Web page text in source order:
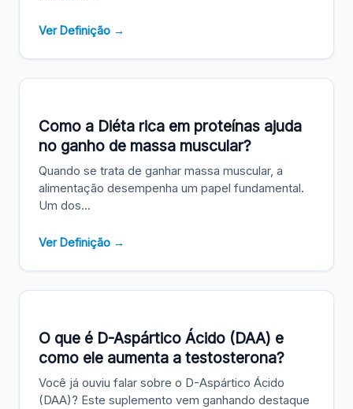
Ver Definição →
Como a Diéta rica em proteínas ajuda
no ganho de massa muscular?
Quando se trata de ganhar massa muscular, a
alimentação desempenha um papel fundamental.
Um dos...
Ver Definição →
O que é D-Aspártico Ácido (DAA) e
como ele aumenta a testosterona?
Você já ouviu falar sobre o D-Aspártico Ácido
(DAA)? Este suplemento vem ganhando destaque